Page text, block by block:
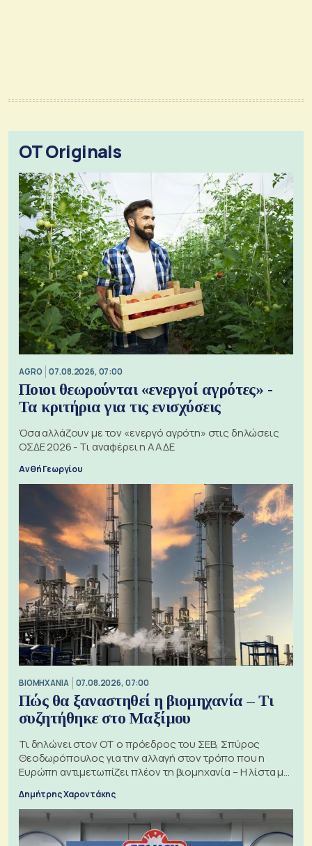
OT Originals
AGRO 07.08.2026, 07:00
Ποιοι θεωρούνται «ενεργοί αγρότες» -
Τα κριτήρια για τις ενισχύσεις
Όσα αλλάζουν με τον «ενεργό αγρότη» στις δηλώσεις
ΟΣΔΕ 2026 - Τι αναφέρει η ΑΑΔΕ
Ανθή Γεωργίου
ΒΙΟΜΗΧΑΝΙΑ 07.08.2026, 07:00
Πώς θα ξαναστηθεί η βιομηχανία – Τι
συζητήθηκε στο Μαξίμου
Τι δηλώνει στον ΟΤ ο πρόεδρος του ΣΕΒ, Σπύρος
Θεοδωρόπουλος για την αλλαγή στον τρόπο που η
Ευρώπη αντιμετωπίζει πλέον τη βιομηχανία – Η λίστα με
Δημήτρης Χαροντάκης